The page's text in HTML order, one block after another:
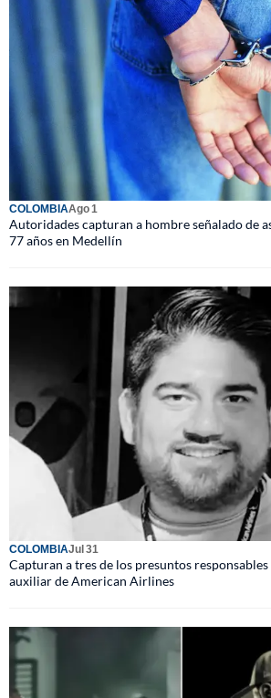
COLOMBIAAgo 1
Autoridades capturan a hombre señalado de
77 años en Medellín
COLOMBIAJul 31
Capturan a tres de los presuntos
auxiliar de American Airlines